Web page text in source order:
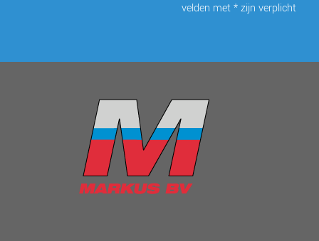
velden met * zijn verplicht